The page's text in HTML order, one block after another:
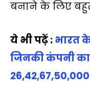
बनाने के लिए
ये भी पढ़ें :भारत
जिनकी कंपनी